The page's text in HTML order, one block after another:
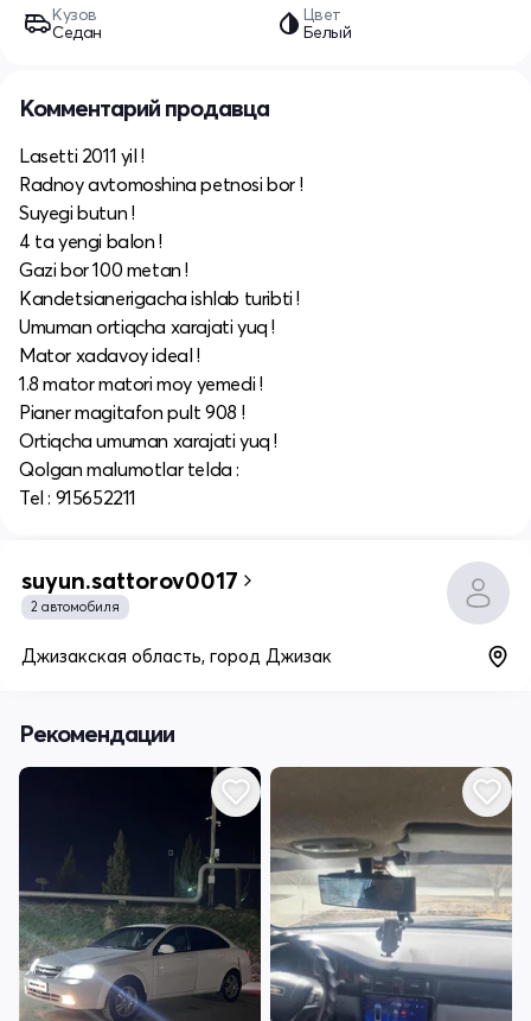
Кузов
Седан
Цвет
Белый
Комментарий продавца
Lasetti 2011 yil !
Radnoy avtomoshina petnosi bor !
Suyegi butun !
4 ta yengi balon !
Gazi bor 100 metan !
Kandetsianerigacha ishlab turibti !
Umuman ortiqcha xarajati yuq !
Mator xadavoy ideal !
1.8 mator matori moy yemedi !
Pianer magitafon pult 908 !
Ortiqcha umuman xarajati yuq !
Qolgan malumotlar telda :
Tel : 915652211
suyun.sattorov0017
2 автомобиля
Джизакская область, город Джизак
Рекомендации